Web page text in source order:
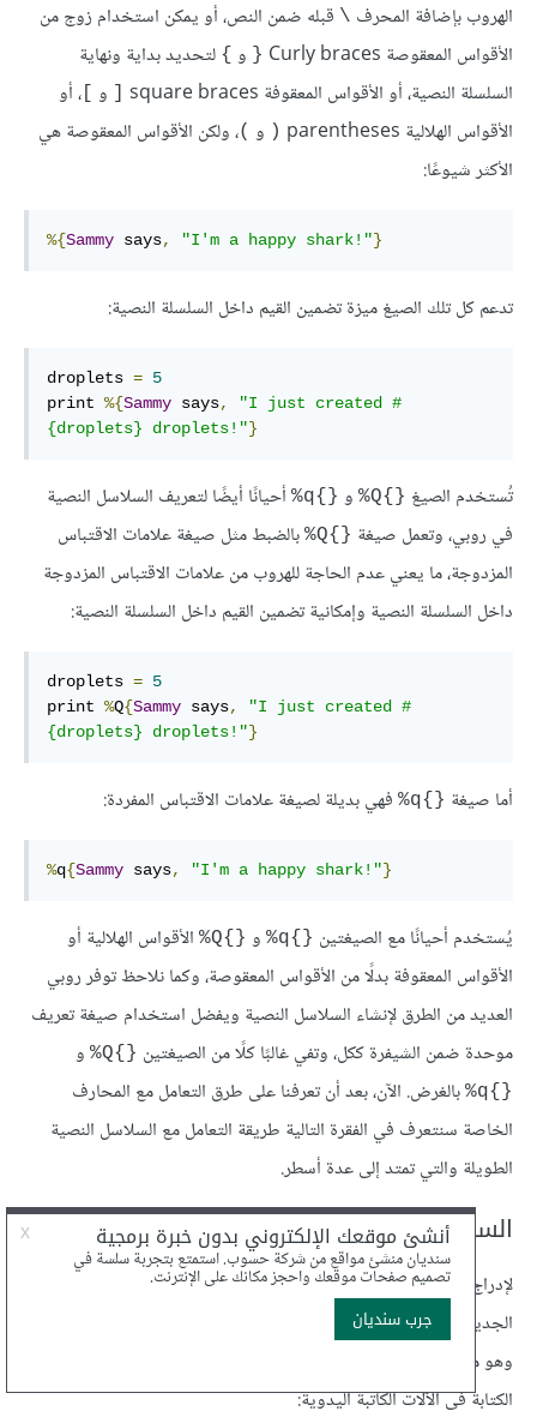
الهروب بإضافة المحرف \ قبله ضمن النص، أو يمكن استخدام زوج من
الأقواس المعقوصة Curly braces
{ و } لتحديد بداية ونهاية
السلسلة النصية، أو الأقواس المعقوفة square braces
و ، أو
الأقواس الهلالية parentheses
( و )، ولكن الأقواس المعقوصة هي
الأكثر شيوعًا:
%{Sammy says, "I'm a happy shark!"}
تدعم كل تلك الصيغ ميزة تضمين القيم داخل السلسلة النصية:
droplets = 5
print %{Sammy says,
"I just created #
{droplets} droplets!"}
تُستخدم الصيغ {}Q% و {}q%
أحيانًا أيضًا لتعريف السلاسل النصية
في روبي، وتعمل صيغة {}Q%
بالضبط مثل صيغة علامات الاقتباس
المزدوجة، ما يعني عدم الحاجة للهروب من علامات الاقتباس المزدوجة
داخل السلسلة النصية وإمكانية تضمين القيم داخل السلسلة النصية:
droplets = 5
print %Q{Sammy says,
"I just created #
{droplets} droplets!"}
أما صيغة {}q% فهي بديلة لصيغة علامات الاقتباس المفردة:
%q{Sammy says, "I'm a happy shark!"}
يُستخدم أحيانًا مع الصيغتين {}q% و {}Q%
الأقواس الهلالية أو
الأقواس المعقوفة بدلًا من الأقواس المعقوصة، وكما نلاحظ توفر روبي
العديد من الطرق لإنشاء السلاسل النصية ويفضل استخدام صيغة تعريف
موحدة ضمن الشيفرة ككل، وتفي غالبًا كلًا من الصيغتين {}Q% و
{}q%
بالغرض. الآن، بعد أن تعرفنا على طرق التعامل مع المحارف
الخاصة سنتعرف في الفقرة التالية طريقة التعامل مع السلاسل النصية
الطويلة والتي تمتد إلى عدة أسطر.
السلاسل النصية الطويلة والأسطر الجديدة
لإدراج سطر جديد ضمن سلسلة نصية ما يمكن استخدام محرف السطر
الجديد
، أو المحرف
وهو مفهوم أتى من أنظمة ويندوز القديمة التي كانت تحاكي طريقة
الكتابة في الآلات الكاتبة اليدوية: